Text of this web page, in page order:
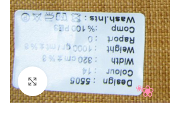
Нажмите, чтобы увеличить